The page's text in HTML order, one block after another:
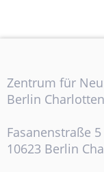
Zentrum für
Berlin
Fasanenstraße 5
10623 Berlin